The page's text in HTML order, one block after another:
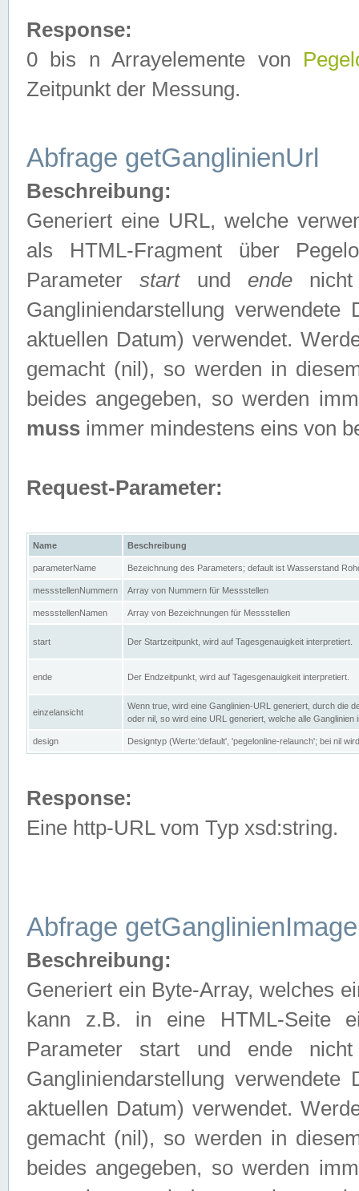
Response:
0 bis n Arrayelemente von
Zeitpunkt der Messung.
Abfrage getGanglinienUrl
Beschreibung:
Generiert eine URL, welche
als HTML-Fragment über
Parameterstartund endenicht
Gangliniendarstellung
aktuellen Datum) verwendet.
gemacht (nil), so werden in
beides angegeben, so werden
muss immer mindestens eins von
Request-Parameter:
Name Beschreibung
parameterName Bezeichnung des Parameters; default ist Wasserstand
messstellenNummern Array von Nummern für Messstellen
messstellenNamen Array von Bezeichnungen für Messstellen
start Der Startzeitpunkt, wird auf Tagesgenauigkeit interpretiert.
ende Der Endzeitpunkt, wird auf Tagesgenauigkeit interpretiert.
einzelansicht
Wenn true, wird eine Ganglinien-URL generiert, durch die
oder nil, so wird eine URL generiert, welche alle Ganglinien
design Designtyp (Werte:'default', 'pegelonline-relaunch'; bei nil
Response:
Eine http-URL vom Typ xsd:string.
Abfrage getGanglinienImage
Beschreibung:
Generiert ein Byte-Array, welches
kann z.B. in eine HTML-Seite
Parameter start und ende
Gangliniendarstellung
aktuellen Datum) verwendet.
gemacht (nil), so werden in
beides angegeben, so werden